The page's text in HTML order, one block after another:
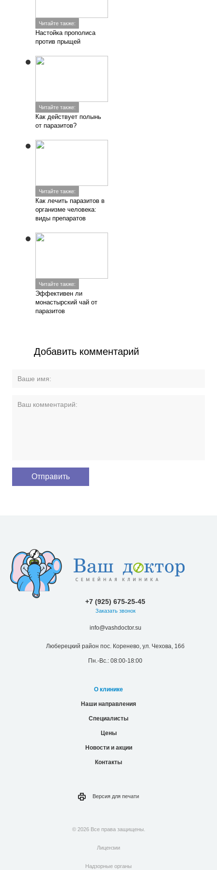
Читайте также:
Настойка прополиса
против прыщей
Читайте также:
Как действует полынь
от паразитов?
Читайте также:
Как лечить паразитов в
организме человека:
виды препаратов
Читайте также:
Эффективен ли
монастырский чай от
паразитов
Добавить комментарий
+7 (925) 675-25-45
Заказать звонок
info@vashdoctor.su
Люберецкий район пос. Коренево, ул. Чехова, 16б
Пн.-Вс.: 08:00-18:00
О клинике
Наши направления
Специалисты
Цены
Новости и акции
Контакты
Версия для печати
© 2026 Все права защищены.
Лицензии
Надзорные органы